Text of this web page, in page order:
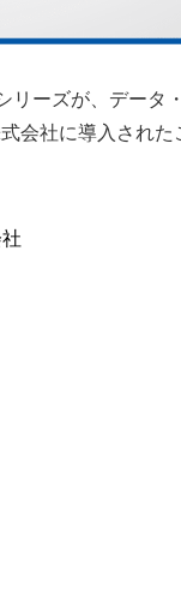
リーズが、データ
会社に導入された